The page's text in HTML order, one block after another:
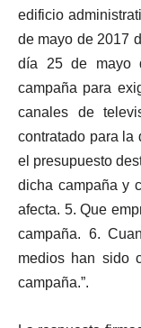
edificio
de mayo de 2017
día 25 de mayo
campaña para
canales de
contratado para la
el presupuesto
dicha campaña y
afecta. 5. Que
campaña. 6.
medios han sido
campaña.”.